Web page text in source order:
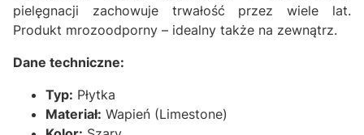
pielęgnacji zachowuje trwałość przez wiele lat.
Produkt mrozoodporny – idealny także na zewnątrz.
Dane techniczne:
Typ: Płytka
Materiał: Wapień (Limestone)